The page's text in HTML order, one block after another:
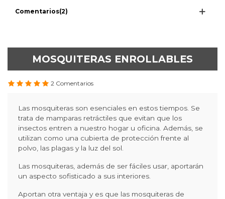
Comentarios(2)
MOSQUITERAS ENROLLABLES
2 Comentarios
Las mosquiteras son esenciales en estos tiempos. Se
trata de mamparas retráctiles que evitan que los
insectos entren a nuestro hogar u oficina. Además, se
utilizan como una cubierta de protección frente al
polvo, las plagas y la luz del sol.
Las mosquiteras, además de ser fáciles usar, aportarán
un aspecto sofisticado a sus interiores.
Aportan otra ventaja y es que las mosquiteras de